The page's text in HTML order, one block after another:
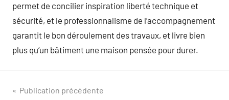
permet de concilier inspiration liberté technique et
sécurité, et le professionnalisme de l’accompagnement
garantit le bon déroulement des travaux, et livre bien
plus qu’un bâtiment une maison pensée pour durer.
Navigation
Publication précédente